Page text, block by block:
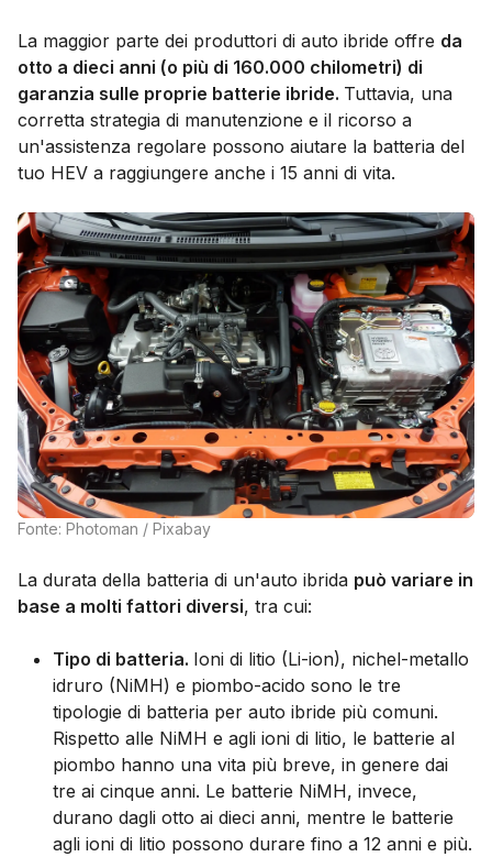
La maggior parte dei produttori di auto ibride offre da
otto a dieci anni (o più di 160.000 chilometri) di
garanzia sulle proprie batterie ibride. Tuttavia, una
corretta strategia di manutenzione e il ricorso a
un'assistenza regolare possono aiutare la batteria del
tuo HEV a raggiungere anche i 15 anni di vita.
Fonte: Photoman / Pixabay
La durata della batteria di un'auto ibrida può variare in
base a molti fattori diversi, tra cui:
Tipo di batteria. Ioni di litio (Li-ion), nichel-metallo
idruro (NiMH) e piombo-acido sono le tre
tipologie di batteria per auto ibride più comuni.
Rispetto alle NiMH e agli ioni di litio, le batterie al
piombo hanno una vita più breve, in genere dai
tre ai cinque anni. Le batterie NiMH, invece,
durano dagli otto ai dieci anni, mentre le batterie
agli ioni di litio possono durare fino a 12 anni e più.